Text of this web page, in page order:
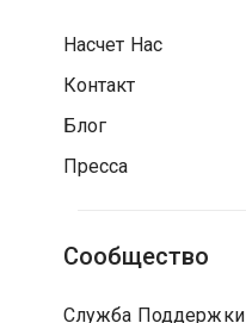
Насчет Нас
Контакт
Блог
Пресса
Сообщество
Служба Поддержки